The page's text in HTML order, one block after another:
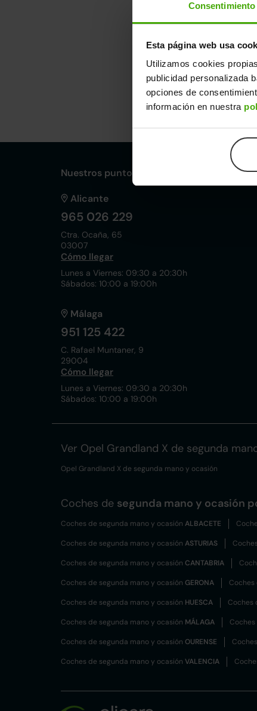
Consentimiento
Esta página web usa
Utilizamos cookies
publicidad personalizada
opciones de
información en nuestra
Prestaciones,
188km/h
Consumo urbano
6.4l/100
Dimensiones
Largo
Nuestros puntos de venta Clicars:
Alicante
965 026 229
Ctra. Ocaña, 65
03007
Cómo llegar
Lunes a Viernes: 09:30 a 20:30h
Sábados: 10:00 a 19:00h
Málaga
951 125 422
C. Rafael Muntaner, 9
29004
Cómo llegar
Lunes a Viernes: 09:30 a 20:30h
Sábados: 10:00 a 19:00h
Ver Opel Grandland X de segunda
Opel Grandland X de segunda mano y ocasión
Coches de segunda mano y ocasión
Coches de segunda mano y ocasión ALBACETE
Coches de segunda mano y ocasión ASTURIAS
Coches de segunda mano y ocasión CANTABRIA
Coches de segunda mano y ocasión GERONA Coches
Coches de segunda mano y ocasión HUESCA Coches
Coches de segunda mano y ocasión MÁLAGA
Coches de segunda mano y ocasión OURENSE
Coches de segunda mano y ocasión VALENCIA